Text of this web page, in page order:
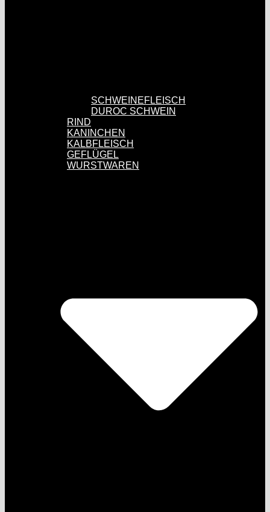
SCHWEINEFLEISCH
DUROC SCHWEIN
RIND
KANINCHEN
KALBFLEISCH
GEFLÜGEL
WURSTWAREN